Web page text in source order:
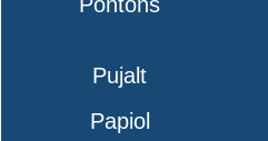
Pujalt
Papiol